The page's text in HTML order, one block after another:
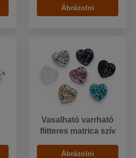
Ábrázolni
Vasalható varrható
flitteres matrica szív
Ábrázolni